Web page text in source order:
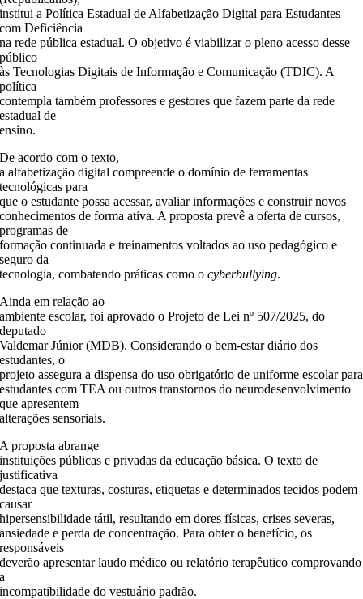
institui a Política Estadual de Alfabetização Digital para Estudantes
com Deficiência
na rede pública estadual. O objetivo é viabilizar o pleno acesso desse
público
às Tecnologias Digitais de Informação e Comunicação (TDIC). A
política
contempla também professores e gestores que fazem parte da rede
estadual de
ensino.
De acordo com o texto,
a alfabetização digital compreende o domínio de ferramentas
tecnológicas para
que o estudante possa acessar, avaliar informações e construir novos
conhecimentos de forma ativa. A proposta prevê a oferta de cursos,
programas de
formação continuada e treinamentos voltados ao uso pedagógico e
seguro da
tecnologia, combatendo práticas como ocyberbullying.
Ainda em relação ao
ambiente escolar, foi aprovado o Projeto de Lei nº 507/2025, do
deputado
Valdemar Júnior (MDB). Considerando o bem-estar diário dos
estudantes, o
projeto assegura a dispensa do uso obrigatório de uniforme escolar para
estudantes com TEA ou outros transtornos do neurodesenvolvimento
que apresentem
alterações sensoriais.
A proposta abrange
instituições públicas e privadas da educação básica. O texto de
justificativa
destaca que texturas, costuras, etiquetas e determinados tecidos podem
causar
hipersensibilidade tátil, resultando em dores físicas, crises severas,
ansiedade e perda de concentração. Para obter o benefício, os
responsáveis
deverão apresentar laudo médico ou relatório terapêutico comprovando
a
incompatibilidade do vestuário padrão.